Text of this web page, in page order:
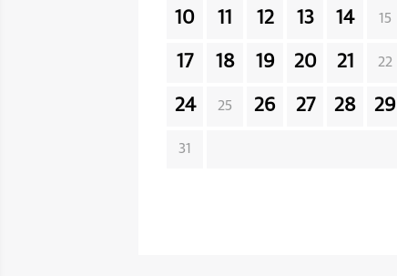
10 11 12 13 14 15
17 18 19 20 21 22
24 25 26 27 28 29
31